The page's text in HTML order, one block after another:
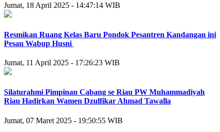
Jumat, 18 April 2025 - 14:47:14 WIB
Resmikan Ruang Kelas Baru Pondok Pesantren Kandangan ini
Pesan Wabup Husni
Jumat, 11 April 2025 - 17:26:23 WIB
Silaturahmi Pimpinan Cabang se Riau PW Muhammadiyah
Riau Hadirkan Wamen Dzulfikar Ahmad Tawalla
Jumat, 07 Maret 2025 - 19:50:55 WIB